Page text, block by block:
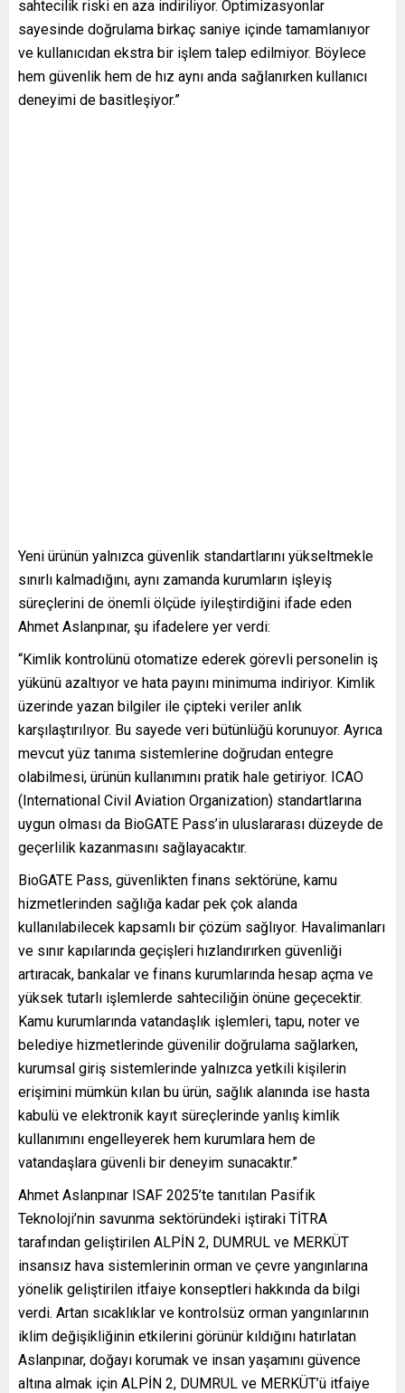
sahtecilik riski en aza indiriliyor. Optimizasyonlar
sayesinde doğrulama birkaç saniye içinde tamamlanıyor
ve kullanıcıdan ekstra bir işlem talep edilmiyor. Böylece
hem güvenlik hem de hız aynı anda sağlanırken kullanıcı
deneyimi de basitleşiyor.”
Yeni ürünün yalnızca güvenlik standartlarını yükseltmekle
sınırlı kalmadığını, aynı zamanda kurumların işleyiş
süreçlerini de önemli ölçüde iyileştirdiğini ifade eden
Ahmet Aslanpınar, şu ifadelere yer verdi:
“Kimlik kontrolünü otomatize ederek görevli personelin iş
yükünü azaltıyor ve hata payını minimuma indiriyor. Kimlik
üzerinde yazan bilgiler ile çipteki veriler anlık
karşılaştırılıyor. Bu sayede veri bütünlüğü korunuyor. Ayrıca
mevcut yüz tanıma sistemlerine doğrudan entegre
olabilmesi, ürünün kullanımını pratik hale getiriyor. ICAO
(International Civil Aviation Organization) standartlarına
uygun olması da BioGATE Pass’in uluslararası düzeyde de
geçerlilik kazanmasını sağlayacaktır.
BioGATE Pass, güvenlikten finans sektörüne, kamu
hizmetlerinden sağlığa kadar pek çok alanda
kullanılabilecek kapsamlı bir çözüm sağlıyor. Havalimanları
ve sınır kapılarında geçişleri hızlandırırken güvenliği
artıracak, bankalar ve finans kurumlarında hesap açma ve
yüksek tutarlı işlemlerde sahteciliğin önüne geçecektir.
Kamu kurumlarında vatandaşlık işlemleri, tapu, noter ve
belediye hizmetlerinde güvenilir doğrulama sağlarken,
kurumsal giriş sistemlerinde yalnızca yetkili kişilerin
erişimini mümkün kılan bu ürün, sağlık alanında ise hasta
kabulü ve elektronik kayıt süreçlerinde yanlış kimlik
kullanımını engelleyerek hem kurumlara hem de
vatandaşlara güvenli bir deneyim sunacaktır.”
Ahmet Aslanpınar ISAF 2025’te tanıtılan Pasifik
Teknoloji’nin savunma sektöründeki iştiraki TİTRA
tarafından geliştirilen ALPİN 2, DUMRUL ve MERKÜT
insansız hava sistemlerinin orman ve çevre yangınlarına
yönelik geliştirilen itfaiye konseptleri hakkında da bilgi
verdi. Artan sıcaklıklar ve kontrolsüz orman yangınlarının
iklim değişikliğinin etkilerini görünür kıldığını hatırlatan
Aslanpınar, doğayı korumak ve insan yaşamını güvence
altına almak için ALPİN 2, DUMRUL ve MERKÜT’ü itfaiye